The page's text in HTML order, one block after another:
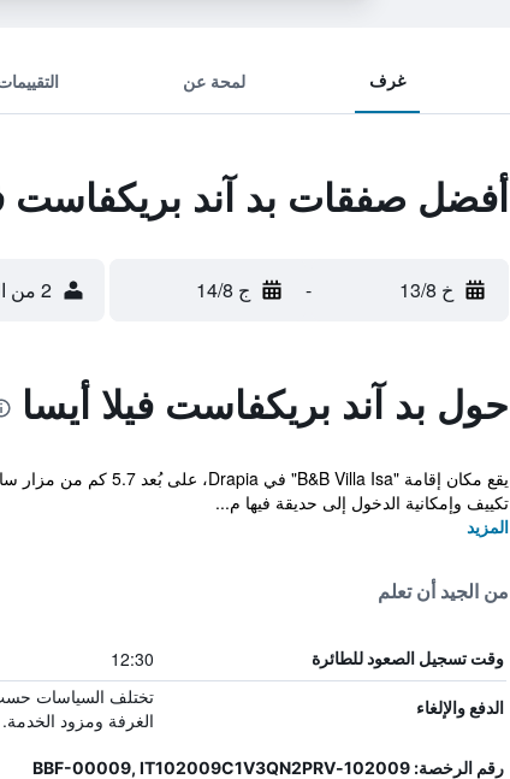
غرف لمحة عن
أفضل صفقات بد آند بريكفاست
خ 13/8 - ج 14/8 2 من الضيوف، غرفة واحدة
حول بد آند بريكفاست فيلا أيسا
تكييف وإمكانية الدخول إلى حديقة فيها م...
المزيد
من الجيد أن تعلم
وقت تسجيل الصعود للطائرة 12:30
الدفع والإلغاء
تختلف السياسات
الغرفة ومزود الخدمة.
رقم الرخصة: 102009-BBF-00009, IT102009C1V3QN2PRV